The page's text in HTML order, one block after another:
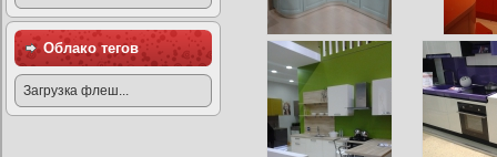
Облако тегов
Загрузка флеш...